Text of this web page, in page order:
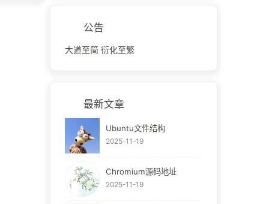
公告
大道至简 衍化至繁
最新文章
Ubuntu文件结构
2025-11-19
Chromium源码地址
2025-11-19